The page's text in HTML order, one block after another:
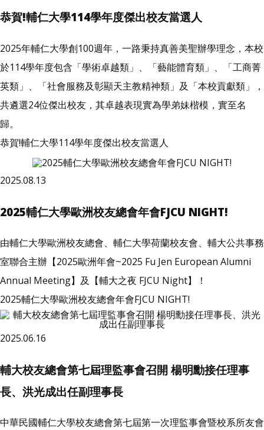
恭賀!輔仁大學114學年度傑出校友當選人
2025年輔仁大學創100週年，一路秉持真善美聖辦學理念，本校
於114學年度包含「學術卓越類」、「藝能體育類」、「工商菁
英類」、「社會服務及彰顯天主教精神類」及「本校貢獻類」，
共遴選24位傑出校友，其卓越表現實為學弟妹楷模，實至名
歸。
恭賀!輔仁大學114學年度傑出校友當選人
2025.08.13
2025輔仁大學歐洲校友總會年會FJCU NIGHT!
由輔仁大學歐洲校友總會、輔仁大學荷蘭校友會、輔大公共事務
室聯合主辦【2025歐洲年會~2025 Fu Jen European Alumni
Annual Meeting】及【輔大之夜 FJCU Night】！
2025輔仁大學歐洲校友總會年會FJCU NIGHT!
2025.06.16
輔大校友總會第七屆理監事會召開 楊明勳接任理事
長、洪光成出任副理事長
中華民國輔仁大學校友總會第七屆第一次理監事會暨校系所友會